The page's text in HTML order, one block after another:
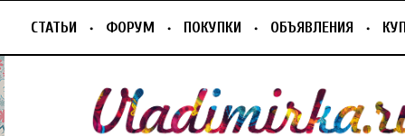
СТАТЬИ ФОРУМ ПОКУПКИ ОБЪЯВЛЕНИЯ